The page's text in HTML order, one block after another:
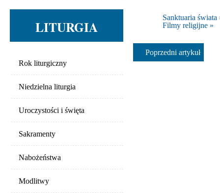
Sanktuaria świata
Filmy religijne »
Poprzedni artykuł
LITURGIA
Rok liturgiczny
Niedzielna liturgia
Uroczystości i święta
Sakramenty
Nabożeństwa
Modlitwy